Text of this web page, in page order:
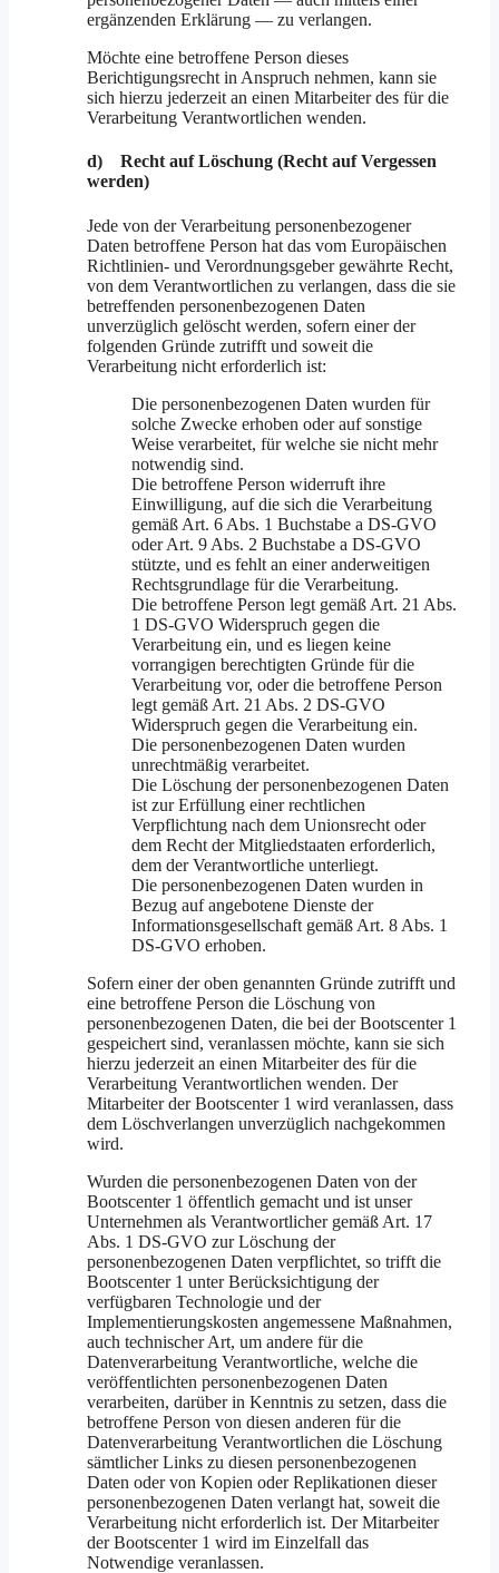
ergänzenden Erklärung — zu verlangen.
Möchte eine betroffene Person dieses
Berichtigungsrecht in Anspruch nehmen, kann sie
sich hierzu jederzeit an einen Mitarbeiter des für die
Verarbeitung Verantwortlichen wenden.
d) Recht auf Löschung (Recht auf Vergessen
werden)
Jede von der Verarbeitung personenbezogener
Daten betroffene Person hat das vom Europäischen
Richtlinien- und Verordnungsgeber gewährte Recht,
von dem Verantwortlichen zu verlangen, dass die sie
betreffenden personenbezogenen Daten
unverzüglich gelöscht werden, sofern einer der
folgenden Gründe zutrifft und soweit die
Verarbeitung nicht erforderlich ist:
Die personenbezogenen Daten wurden für
solche Zwecke erhoben oder auf sonstige
Weise verarbeitet, für welche sie nicht mehr
notwendig sind.
Die betroffene Person widerruft ihre
Einwilligung, auf die sich die Verarbeitung
gemäß Art. 6 Abs. 1 Buchstabe a DS-GVO
oder Art. 9 Abs. 2 Buchstabe a DS-GVO
stützte, und es fehlt an einer anderweitigen
Rechtsgrundlage für die Verarbeitung.
Die betroffene Person legt gemäß Art. 21 Abs.
1 DS-GVO Widerspruch gegen die
Verarbeitung ein, und es liegen keine
vorrangigen berechtigten Gründe für die
Verarbeitung vor, oder die betroffene Person
legt gemäß Art. 21 Abs. 2 DS-GVO
Widerspruch gegen die Verarbeitung ein.
Die personenbezogenen Daten wurden
unrechtmäßig verarbeitet.
Die Löschung der personenbezogenen Daten
ist zur Erfüllung einer rechtlichen
Verpflichtung nach dem Unionsrecht oder
dem Recht der Mitgliedstaaten erforderlich,
dem der Verantwortliche unterliegt.
Die personenbezogenen Daten wurden in
Bezug auf angebotene Dienste der
Informationsgesellschaft gemäß Art. 8 Abs. 1
DS-GVO erhoben.
Sofern einer der oben genannten Gründe zutrifft und
eine betroffene Person die Löschung von
personenbezogenen Daten, die bei der Bootscenter 1
gespeichert sind, veranlassen möchte, kann sie sich
hierzu jederzeit an einen Mitarbeiter des für die
Verarbeitung Verantwortlichen wenden. Der
Mitarbeiter der Bootscenter 1 wird veranlassen, dass
dem Löschverlangen unverzüglich nachgekommen
wird.
Wurden die personenbezogenen Daten von der
Bootscenter 1 öffentlich gemacht und ist unser
Unternehmen als Verantwortlicher gemäß Art. 17
Abs. 1 DS-GVO zur Löschung der
personenbezogenen Daten verpflichtet, so trifft die
Bootscenter 1 unter Berücksichtigung der
verfügbaren Technologie und der
Implementierungskosten angemessene Maßnahmen,
auch technischer Art, um andere für die
Datenverarbeitung Verantwortliche, welche die
veröffentlichten personenbezogenen Daten
verarbeiten, darüber in Kenntnis zu setzen, dass die
betroffene Person von diesen anderen für die
Datenverarbeitung Verantwortlichen die Löschung
sämtlicher Links zu diesen personenbezogenen
Daten oder von Kopien oder Replikationen dieser
personenbezogenen Daten verlangt hat, soweit die
Verarbeitung nicht erforderlich ist. Der Mitarbeiter
der Bootscenter 1 wird im Einzelfall das
Notwendige veranlassen.